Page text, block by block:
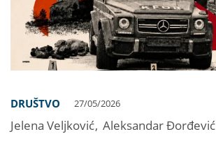
DRUŠTVO 27/05/2026
Jelena Veljković, Aleksandar Đorđević